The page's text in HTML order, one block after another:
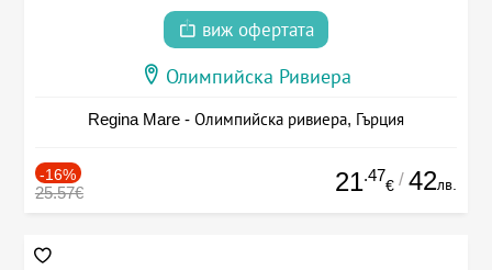
виж офертата
Олимпийска Ривиера
Regina Mare - Олимпийска ривиера, Гърция
-16%
25.57€ 21.47
€ / 42лв.